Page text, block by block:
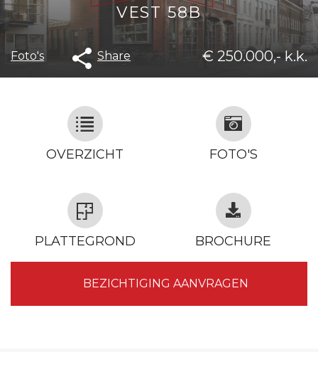
VEST 58B
Foto's Share € 250.000,- k.k.
OVERZICHT FOTO'S
PLATTEGROND BROCHURE
BEZICHTIGING AANVRAGEN